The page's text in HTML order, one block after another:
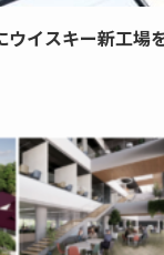
イスキー新工場